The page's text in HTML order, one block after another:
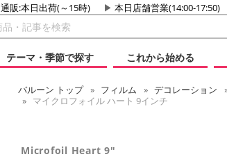
通販:本日出荷(～15時) 本日店舗営業(14:00-17:50)
テーマ・季節で探す
これから始める
バルーン トップ フィルム デコレーション
マイクロフォイル ハート 9インチ
Microfoil Heart 9"